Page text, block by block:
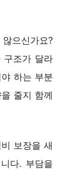
으신가요?
구조가 달라
하는 부분
줄지 함께
보장을 새
다. 부담을